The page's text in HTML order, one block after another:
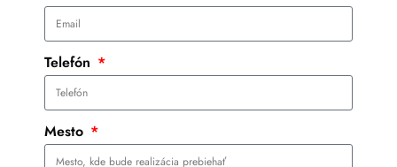
Telefón
Mesto